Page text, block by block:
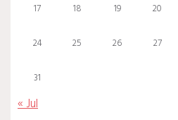
17 18 19 20
24 25 26 27
31
« Jul